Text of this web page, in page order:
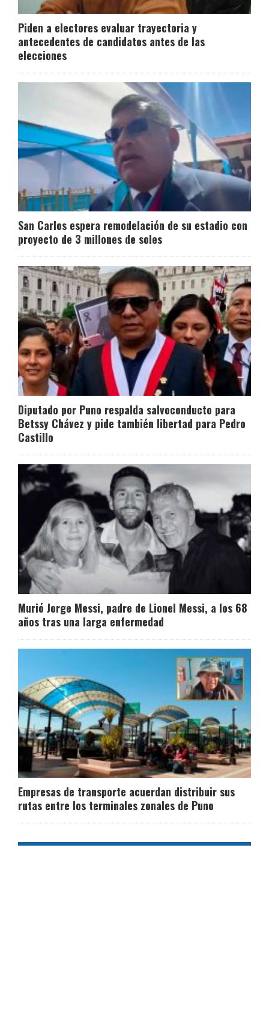
Piden a electores evaluar trayectoria y
antecedentes de candidatos antes de las
elecciones
San Carlos espera remodelación de su estadio con
proyecto de 3 millones de soles
Diputado por Puno respalda salvoconducto para
Betssy Chávez y pide también libertad para Pedro
Castillo
Murió Jorge Messi, padre de Lionel Messi, a los 68
años tras una larga enfermedad
Empresas de transporte acuerdan distribuir sus
rutas entre los terminales zonales de Puno